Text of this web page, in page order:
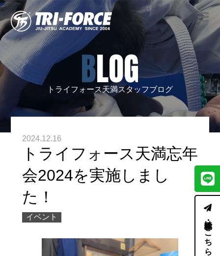
BLOG
トライフォース天満スタッフブログ
2024.12.16
トライフォース天満忘年
会2024を実施しまし
た！
イベント 体験・見学はこちら